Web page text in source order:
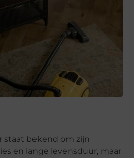
staat bekend om zijn
en lange levensduur, maar